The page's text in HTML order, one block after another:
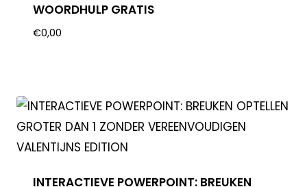
WOORDHULP GRATIS
€0,00
INTERACTIEVE POWERPOINT: BREUKEN